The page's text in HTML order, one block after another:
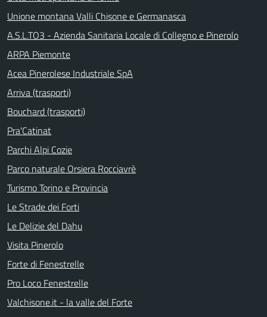
Unione montana Valli Chisone e Germanasca
A.S.L.TO3 - Azienda Sanitaria Locale di Collegno e Pinerolo
ARPA Piemonte
Acea Pinerolese Industriale SpA
Arriva (trasporti)
Bouchard (trasporti)
Pra'Catinat
Parchi Alpi Cozie
Parco naturale Orsiera Rocciavrè
Turismo Torino e Provincia
Le Strade dei Forti
Le Delizie del Dahu
Visita Pinerolo
Forte di Fenestrelle
Pro Loco Fenestrelle
Valchisone.it - la valle del Forte